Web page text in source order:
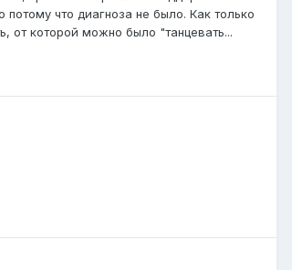
что диагноза не было. Как только
от которой можно было "танцевать...